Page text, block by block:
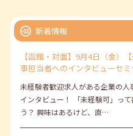
新着情報
【函館・対面】9月4日（金）
事担当者へのインタビューセ
未経験者歓迎求人がある企業の
インタビュー！ 「未経験可」っ
う？ 興味はあるけど、直…